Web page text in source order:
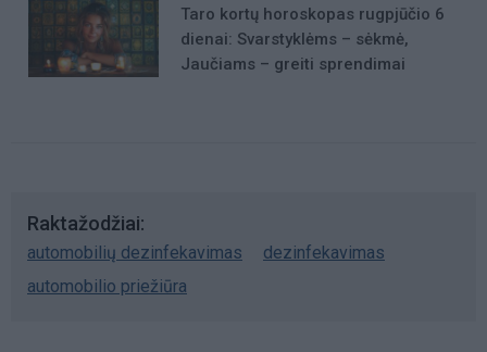
Taro kortų horoskopas rugpjūčio 6
dienai: Svarstyklėms – sėkmė,
Jaučiams – greiti sprendimai
Raktažodžiai
automobilių dezinfekavimas
dezinfekavimas
automobilio priežiūra